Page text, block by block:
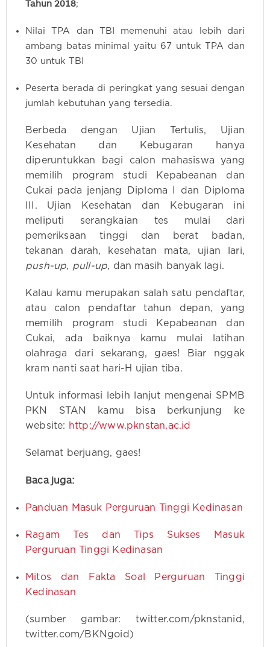
Tahun 2018;
Nilai TPA dan TBI memenuhi atau lebih dari
ambang batas minimal yaitu 67 untuk TPA dan
30 untuk TBI
Peserta berada di peringkat yang sesuai dengan
jumlah kebutuhan yang tersedia.
Berbeda dengan Ujian Tertulis, Ujian
Kesehatan dan Kebugaran hanya
diperuntukkan bagi calon mahasiswa yang
memilih program studi Kepabeanan dan
Cukai pada jenjang Diploma I dan Diploma
III. Ujian Kesehatan dan Kebugaran ini
meliputi serangkaian tes mulai dari
pemeriksaan tinggi dan berat badan,
tekanan darah, kesehatan mata, ujian lari,
push-up, pull-up, dan masih banyak lagi.
Kalau kamu merupakan salah satu pendaftar,
atau calon pendaftar tahun depan, yang
memilih program studi Kepabeanan dan
Cukai, ada baiknya kamu mulai latihan
olahraga dari sekarang, gaes! Biar nggak
kram nanti saat hari-H ujian tiba.
Untuk informasi lebih lanjut mengenai SPMB
PKN STAN kamu bisa berkunjung ke
website: http://www.pknstan.ac.id
Selamat berjuang, gaes!
Baca juga:
Panduan Masuk Perguruan Tinggi Kedinasan
Ragam Tes dan Tips Sukses Masuk
Perguruan Tinggi Kedinasan
Mitos dan Fakta Soal Perguruan Tinggi
Kedinasan
(sumber gambar: twitter.com/pknstanid,
twitter.com/BKNgoid)